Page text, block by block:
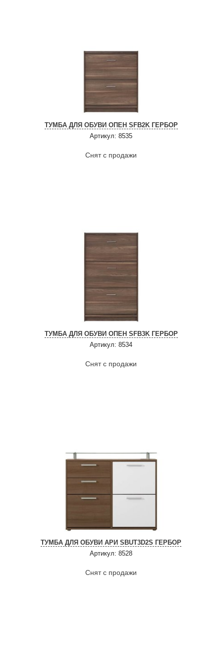
ТУМБА ДЛЯ ОБУВИ ОПЕН SFB2K ГЕРБОР
Артикул: 8535
Снят с продажи
ТУМБА ДЛЯ ОБУВИ ОПЕН SFB3K ГЕРБОР
Артикул: 8534
Снят с продажи
ТУМБА ДЛЯ ОБУВИ АРИ SBUT3D2S ГЕРБОР
Артикул: 8528
Снят с продажи